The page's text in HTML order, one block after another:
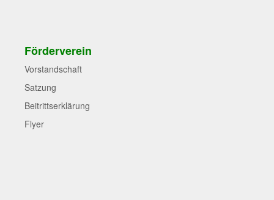
Förderverein
Vorstandschaft
Satzung
Beitrittserklärung
Flyer